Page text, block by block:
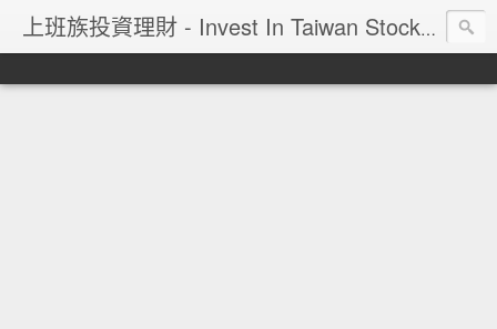
上班族投資理財 - Invest In Taiwan Stock Market